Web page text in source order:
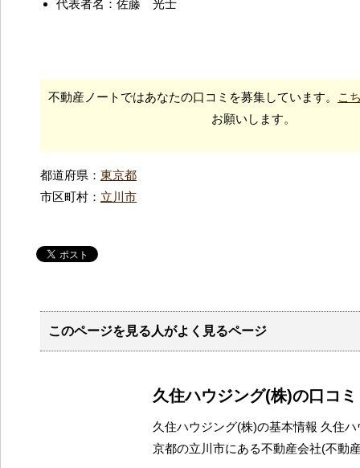
代表者名：佐藤 光士
不動産ノートではあなたの口コミを募集しています。
こ
お願いします。
都道府県： 東京都
市区町村： 立川市
このページを見る人がよく見るページ
久住ハウジング(株)の口コ
久住ハウジング(株)の基本情報 久住
京都の立川市にある不動産会社(不動